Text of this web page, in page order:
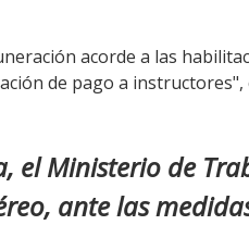
acorde a las
de pago a instructores",
el Ministerio de
ante las